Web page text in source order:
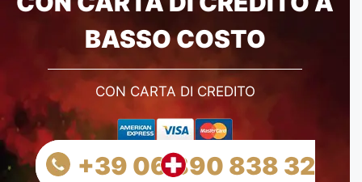
BASSO COSTO
CON CARTA DI CREDITO
+39 06 890 838 32